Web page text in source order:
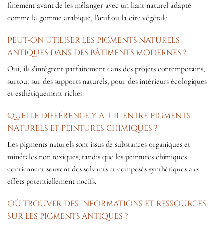
finement avant de les mélanger avec un liant naturel adapté
comme la gomme arabique, l’œuf ou la cire végétale.
Peut-on utiliser les pigments naturels
antiques dans des bâtiments modernes ?
Oui, ils s’intègrent parfaitement dans des projets contemporains,
surtout sur des supports naturels, pour des intérieurs écologiques
et esthétiquement riches.
Quelle différence y a-t-il entre pigments
naturels et peintures chimiques ?
Les pigments naturels sont issus de substances organiques et
minérales non toxiques, tandis que les peintures chimiques
contiennent souvent des solvants et composés synthétiques aux
effets potentiellement nocifs.
Où trouver des informations et ressources
sur les pigments antiques ?